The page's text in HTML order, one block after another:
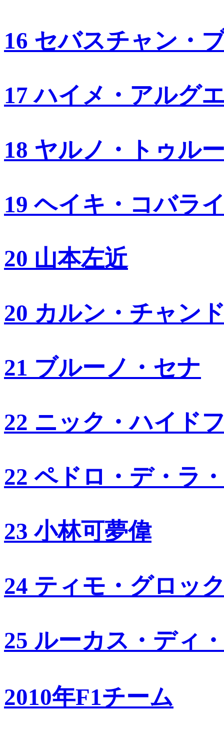
16 セバスチャン・
17 ハイメ・アルグ
18 ヤルノ・トゥル
19 ヘイキ・コバラ
20 山本左近
20 カルン・チャン
21 ブルーノ・セナ
22 ニック・ハイド
22 ペドロ・デ・ラ
23 小林可夢偉
24 ティモ・グロッ
25 ルーカス・ディ
2010年F1チーム